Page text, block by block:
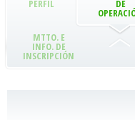
PERFIL DE
MTTO. E
INFO. DE
INSCRIPCIÓN